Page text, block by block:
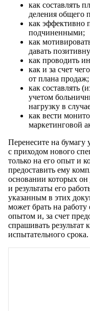
как составлять
деления общего
как эффективно
подчиненными;
как
давать
как проводить
как и за счет
от плана продаж;
как составлять
учетом
нагрузку в
как вести
маркетинговой
Перенесите на бумагу
с приходом нового
только на его опыт и
предоставить ему
основании которых он
и результаты его
указанным в этих
может брать на
опытом и, за счет
спрашивать
испытательного срока.